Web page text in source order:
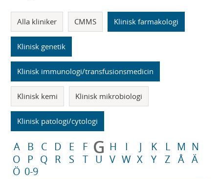
Alla kliniker CMMS Klinisk farmakologi
Klinisk genetik
Klinisk immunologi/transfusionsmedicin
Klinisk kemi Klinisk mikrobiologi
Klinisk patologi/cytologi
A B C D E F G H I J K L M N
O
P Q R S T U V W X Y Z Å Ä
Ö 0-9